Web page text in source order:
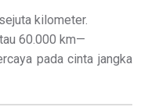
kilometer.
60.000 km—
pada cinta jangka